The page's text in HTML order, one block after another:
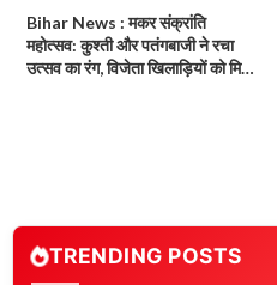
Bihar News : मकर संक्रांति
महोत्सव: कुश्ती और पतंगबाजी ने रचा
उत्सव का रंग, विजेता खिलाड़ियों को मिला
TRENDING POSTS